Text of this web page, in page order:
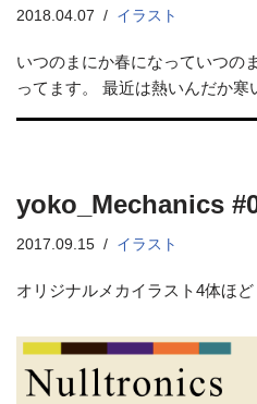
2018.04.07 イラスト
いつのまにか春になっていつの
ってます。 最近は熱いんだか寒
yoko_Mechanics
2017.09.15 イラスト
オリジナルメカイラスト4体ほど